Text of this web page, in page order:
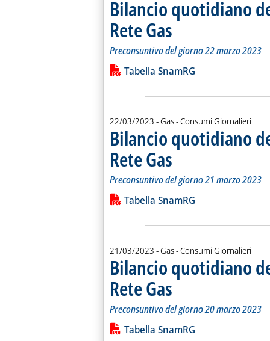
Bilancio quotidiano
Rete Gas . Sottotitolo: Preconsuntivo del
. Pubblicata giovedì 23 marzo
Preconsuntivo del giorno 22 marzo 2023
Leggi tutta la notizia: 'Bilancio
Lista allegati PDF alla notizia
Tabella SnamRG
22/03/2023 - Gas - Consumi Giornalieri
Bilancio quotidiano
Rete Gas . Sottotitolo: Preconsuntivo del
. Pubblicata mercoledì 22 marzo
Preconsuntivo del giorno 21 marzo 2023
Leggi tutta la notizia: 'Bilancio
Lista allegati PDF alla notizia
Tabella SnamRG
21/03/2023 - Gas - Consumi Giornalieri
Bilancio quotidiano
Rete Gas . Sottotitolo: Preconsuntivo del
. Pubblicata martedì 21 marzo
Preconsuntivo del giorno 20 marzo 2023
Leggi tutta la notizia: 'Bilancio
Lista allegati PDF alla notizia
Tabella SnamRG